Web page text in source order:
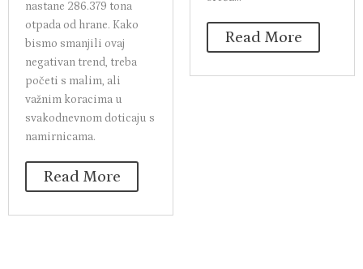
nastane 286.379 tona
otpada od hrane. Kako
bismo smanjili ovaj
negativan trend, treba
početi s malim, ali
važnim koracima u
svakodnevnom doticaju s
namirnicama.
Read More
Read More